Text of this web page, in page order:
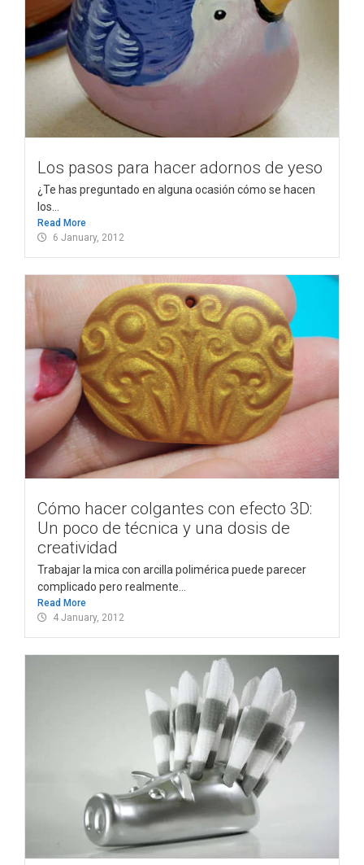
Los pasos para hacer adornos de yeso
¿Te has preguntado en alguna ocasión cómo se hacen
los...
Read More
6 January, 2012
Cómo hacer colgantes con efecto 3D:
Un poco de técnica y una dosis de
creatividad
Trabajar la mica con arcilla polimérica puede parecer
complicado pero realmente...
Read More
4 January, 2012